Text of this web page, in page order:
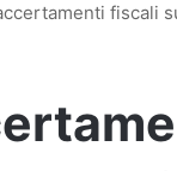
fiscali